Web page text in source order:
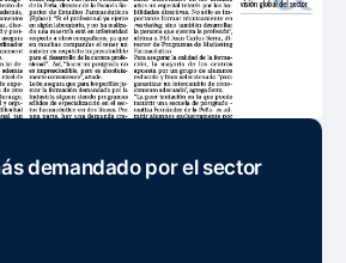
demandado por el sector